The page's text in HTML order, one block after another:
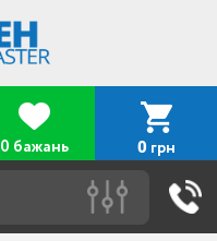
0 бажань 0 грн